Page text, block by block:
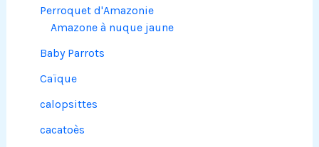
Perroquet d'Amazonie
Amazone à nuque jaune
Baby Parrots
Caïque
calopsittes
cacatoès